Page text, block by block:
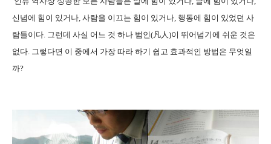
신념에 힘이 있거나, 사람을 이끄는 힘이 있거나, 행동에 힘이 있었던 사
람들이다. 그런데 사실 어느 것 하나 범인(凡人)이 뛰어넘기에 쉬운 것은
없다. 그렇다면 이 중에서 가장 따라 하기 쉽고 효과적인 방법은 무엇일
까?